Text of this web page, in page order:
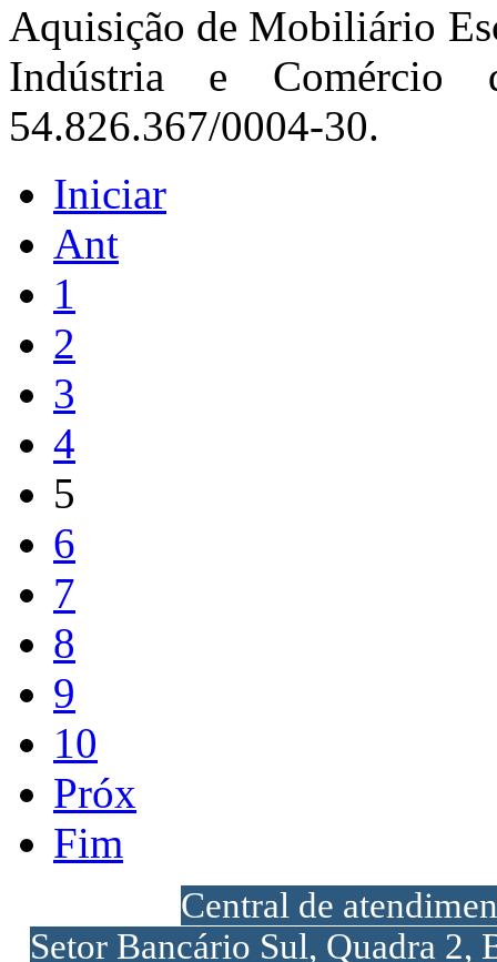
Aquisição de Mobiliário
Indústria e Comércio
54.826.367/0004-30.
Iniciar
Ant
1
2
3
4
5
6
7
8
9
10
Próx
Fim
Central de
Setor Bancário Sul, Quadra